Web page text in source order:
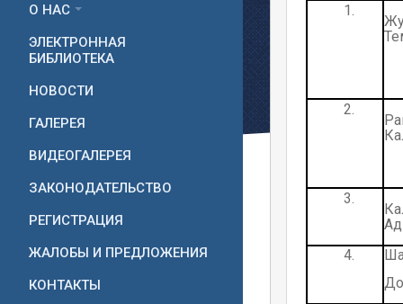
О НАС
ЭЛЕКТРОННАЯ
БИБЛИОТЕКА
НОВОСТИ
ГАЛЕРЕЯ
ВИДЕОГАЛЕРЕЯ
ЗАКОНОДАТЕЛЬСТВО
РЕГИСТРАЦИЯ
ЖАЛОБЫ И ПРЕДЛОЖЕНИЯ
КОНТАКТЫ
1.
2.
3.
4.